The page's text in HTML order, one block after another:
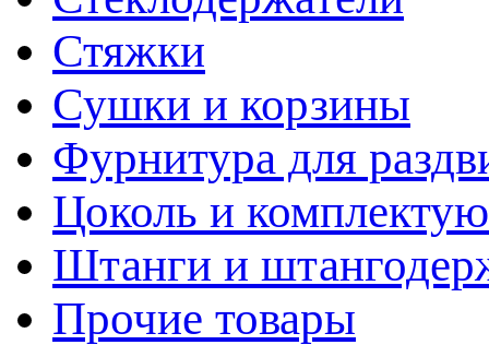
Стяжки
Сушки и корзины
Фурнитура для
Цоколь и
Штанги и
Прочие товары